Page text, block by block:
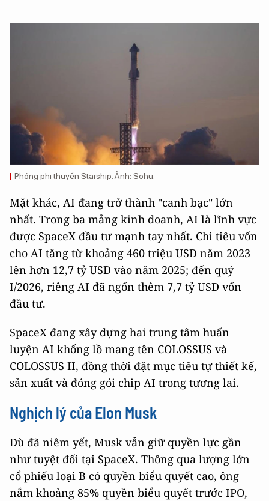
Phóng phi thuyền Starship. Ảnh: Sohu.
Mặt khác, AI đang trở thành "canh bạc" lớn
nhất. Trong ba mảng kinh doanh, AI là lĩnh vực
được SpaceX đầu tư mạnh tay nhất. Chi tiêu vốn
cho AI tăng từ khoảng 460 triệu USD năm 2023
lên hơn 12,7 tỷ USD vào năm 2025; đến quý
I/2026, riêng AI đã ngốn thêm 7,7 tỷ USD vốn
đầu tư.
SpaceX đang xây dựng hai trung tâm huấn
luyện AI khổng lồ mang tên COLOSSUS và
COLOSSUS II, đồng thời đặt mục tiêu tự thiết kế,
sản xuất và đóng gói chip AI trong tương lai.
Nghịch lý của Elon Musk
Dù đã niêm yết, Musk vẫn giữ quyền lực gần
như tuyệt đối tại SpaceX. Thông qua lượng lớn
cổ phiếu loại B có quyền biểu quyết cao, ông
nắm khoảng 85% quyền biểu quyết trước IPO,